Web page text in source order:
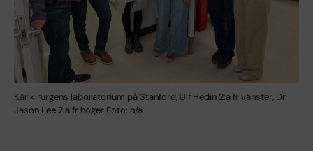
Kärlkirurgens laboratorium på Stanford, Ulf Hedin 2:a fr vänster, Dr
Jason Lee 2:a fr höger Foto: n/a